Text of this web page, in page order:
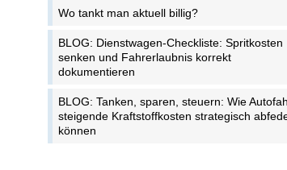
Wo tankt man aktuell billig?
BLOG: Dienstwagen-Checkliste: Spritkosten
senken und Fahrerlaubnis korrekt
dokumentieren
BLOG: Tanken, sparen, steuern: Wie
steigende Kraftstoffkosten strategisch
können